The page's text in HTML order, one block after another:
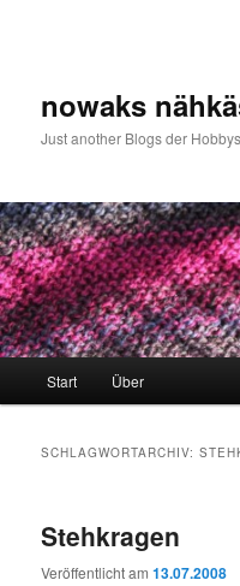
nowaks
Just another Blogs der
Start Über
SCHLAGWORTARCHIV:
Stehkragen
Veröffentlicht am13.07.2008